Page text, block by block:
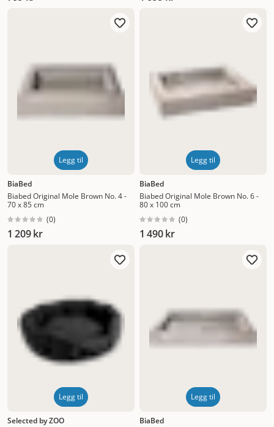
Legg til
BiaBed
Biabed Original Mole Brown No. 4 -
70 x 85 cm
(0)
1 209 kr
Legg til
BiaBed
Biabed Original Mole Brown No. 6 -
80 x 100 cm
(0)
1 490 kr
Legg til
Selected by ZOO
Legg til
BiaBed